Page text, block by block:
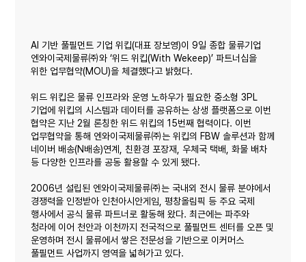
회사명*
AI 기반 풀필먼트 기업 위킵(대표 장보영)이 9일 종합 물류기업
엔와이국제물류㈜와 ‘위드 위킵(With Wekeep)’ 파트너십을
위한 업무협약(MOU)을 체결했다고 밝혔다.
위드 위킵은 물류 인프라와 운영 노하우가 필요한 중소형 3PL
기업에 위킵의 시스템과 데이터를 공유하는 상생 플랫폼으로 이번
협약은 지난 2월 론칭한 위드 위킵의 15번째 협력이다. 이번
업무협약을 통해 엔와이국제물류㈜는 위킵의 FBW 솔루션과 함께
네이버 배송(N배송)연계, 친환경 포장재, 우체국 택배, 화물 배차
등 다양한 인프라를 공동 활용할 수 있게 됐다.
2006년 설립된 엔와이국제물류㈜는 국내외 전시 물류 분야에서
경쟁력을 인정받아 인천아시안게임, 평창올림픽 등 주요 국제
행사에서 공식 물류 파트너로 활동해 왔다. 최근에는 파주와
청라에 이어 천안과 이천까지 전국적으로 풀필먼트 센터를 오픈 및
운영하며 전시 물류에서 쌓은 전문성을 기반으로 이커머스
풀필먼트 사업까지 영역을 넓혀가고 있다.